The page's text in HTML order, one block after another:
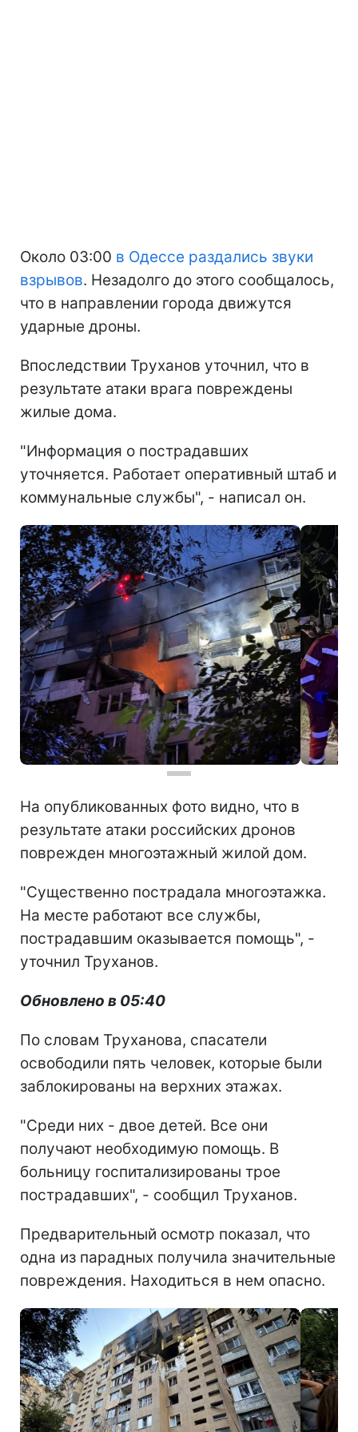
Около 03:00 в Одессе раздались звуки
взрывов. Незадолго до этого сообщалось,
что в направлении города движутся
ударные дроны.
Впоследствии Труханов уточнил, что в
результате атаки врага повреждены
жилые дома.
"Информация о пострадавших
уточняется. Работает оперативный штаб и
коммунальные службы", - написал он.
На опубликованных фото видно, что в
результате атаки российских дронов
поврежден многоэтажный жилой дом.
"Существенно пострадала многоэтажка.
На месте работают все службы,
пострадавшим оказывается помощь", -
уточнил Труханов.
Обновлено в 05:40
По словам Труханова, спасатели
освободили пять человек, которые были
заблокированы на верхних этажах.
"Среди них - двое детей. Все они
получают необходимую помощь. В
больницу госпитализированы трое
пострадавших", - сообщил Труханов.
Предварительный осмотр показал, что
одна из парадных получила значительные
повреждения. Находиться в нем опасно.